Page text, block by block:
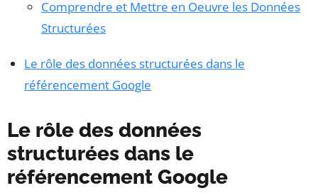
Comprendre et Mettre en Oeuvre les Données
Structurées
Le rôle des données structurées dans le
référencement Google
Le rôle des données
structurées dans le
référencement Google